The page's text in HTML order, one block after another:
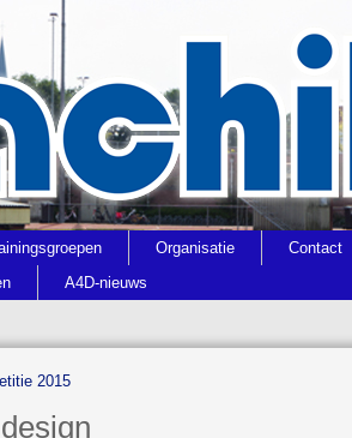
Organisatie Contact
A4D-nieuws
2015